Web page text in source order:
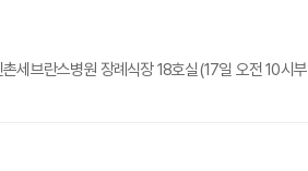
세브란스병원 장례식장 18호실(17일 오전 10시부